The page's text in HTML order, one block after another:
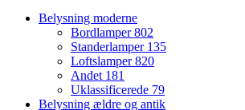
Belysning moderne
Bordlamper802
Standerlamper 135
Loftslamper820
Andet 181
Uklassificerede 79
Belysning ældre og antik